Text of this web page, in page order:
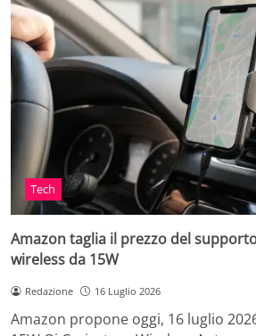
Tech
Amazon taglia il prezzo del
wireless da 15W
Redazione 16 Luglio 2026
Amazon propone oggi, 16 luglio